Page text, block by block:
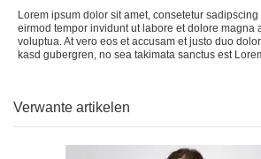
Lorem ipsum dolor sit amet, consetetur
eirmod tempor invidunt ut labore et dolore magna
voluptua. At vero eos et accusam et justo duo
kasd gubergren, no sea takimata sanctus est
Verwante artikelen